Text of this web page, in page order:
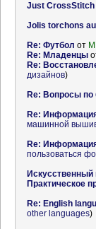
Just CrossStitch
Jolis torchons
Re: Футбол от
Re: Младенцы
Re:
дизайнов)
Re: Вопросы по
Re:
машинной
Re:
пользоваться
Искусственный
Практическое
Re: English
other languages)